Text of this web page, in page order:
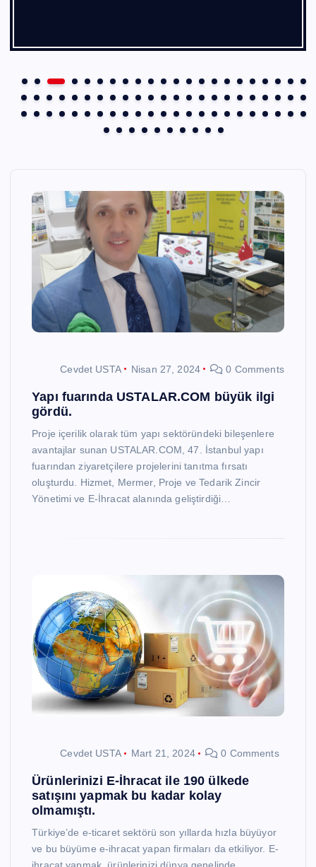
Cevdet USTA Nisan 27, 2024 0 Comments
Yapı fuarında USTALAR.COM büyük ilgi
gördü.
Proje içerilik olarak tüm yapı sektöründeki bileşenlere
avantajlar sunan USTALAR.COM, 47. İstanbul yapı
fuarından ziyaretçilere projelerini tanıtma fırsatı
oluşturdu. Hizmet, Mermer, Proje ve Tedarik Zincir
Yönetimi ve E-İhracat alanında geliştirdiği…
Cevdet USTA Mart 21, 2024 0 Comments
Ürünlerinizi E-İhracat ile 190 ülkede
satışını yapmak bu kadar kolay
olmamıştı.
Türkiye’de e-ticaret sektörü son yıllarda hızla büyüyor
ve bu büyüme e-ihracat yapan firmaları da etkiliyor. E-